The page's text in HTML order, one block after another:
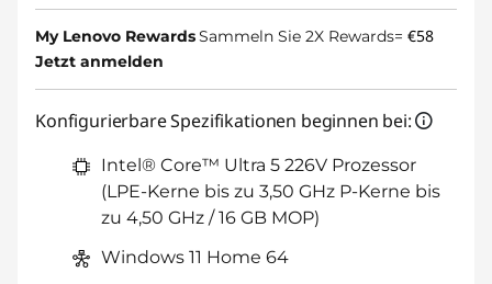
eCoupon :
Der eCoupon ist auf Einheiten mit
My Lenovo RewardsSammeln Sie 2X Rewards= €58
Jetzt anmelden
Konfigurierbare Spezifikationen beginnen bei:
Intel® Core™ Ultra 5 226V Prozessor
(LPE-Kerne bis zu 3,50 GHz P-Kerne bis
zu 4,50 GHz / 16 GB MOP)
Windows 11 Home 64